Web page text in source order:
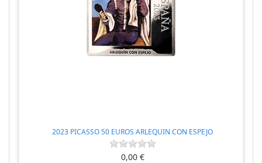
2023 PICASSO 50 EUROS ARLEQUIN CON ESPEJO
0,00 €